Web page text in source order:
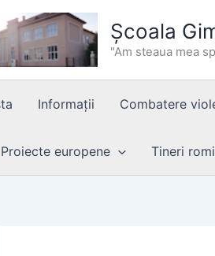
Școala
"Am steaua mea
Informații Combatere
Proiecte europene Tineri